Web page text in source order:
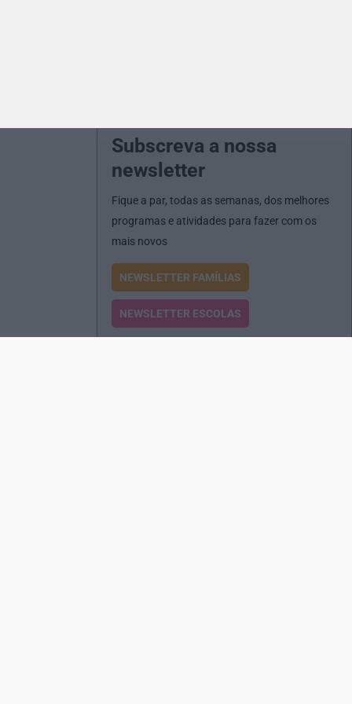
Subscreva a nossa
newsletter
Fique a par, todas as semanas, dos melhores
programas e atividades para fazer com os
mais novos
NEWSLETTER FAMÍLIAS
NEWSLETTER ESCOLAS